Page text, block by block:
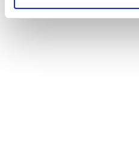
okumak ve sitemizi